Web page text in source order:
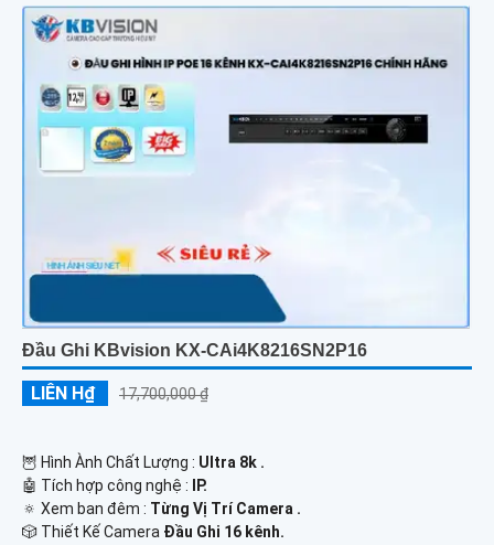
Đầu Ghi KBvision KX-CAi4K8216SN2P16
LIÊN H₫ 17,700,000 ₫
🦉 Hình Ành Chất Lượng : Ultra 8k .
🤖️ Tích hợp công nghệ :
IP.
🔅 Xem ban đêm : Từng Vị Trí Camera .
🎲 Thiết Kế Camera Đầu Ghi 16 kênh.